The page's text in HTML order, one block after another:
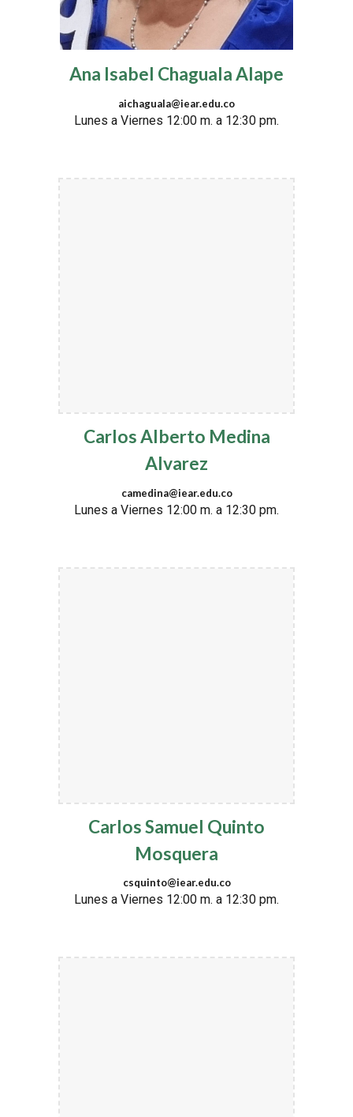
Ana Isabel Chaguala Alape
aichaguala@iear.edu.co
Lunes a Viernes 12:00 m. a 12:30 pm.
Carlos Alberto Medina
Alvarez
camedina@iear.edu.co
Lunes a Viernes 12:00 m. a 12:30 pm.
Carlos Samuel Quinto
Mosquera
csquinto@iear.edu.co
Lunes a Viernes 12:00 m. a 12:30 pm.